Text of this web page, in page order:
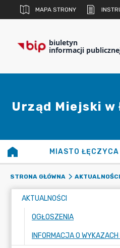
MAPA STRONY
biuletyn
informacji
Urząd Miejski w
MIASTO ŁĘCZYCA
STRONA GŁÓWNA AKTUALNOŚCI
AKTUALNOŚCI
OGŁOSZENIA